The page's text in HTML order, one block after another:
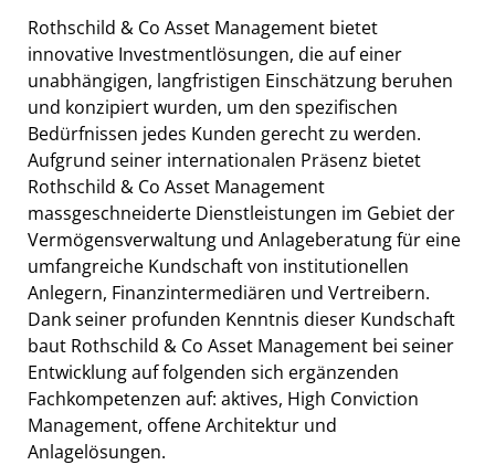
Rothschild & Co Asset Management bietet
innovative Investmentlösungen, die auf einer
unabhängigen, langfristigen Einschätzung beruhen
und konzipiert wurden, um den spezifischen
Bedürfnissen jedes Kunden gerecht zu werden.
Aufgrund seiner internationalen Präsenz bietet
Rothschild & Co Asset Management
massgeschneiderte Dienstleistungen im Gebiet der
Vermögensverwaltung und Anlageberatung für eine
umfangreiche Kundschaft von institutionellen
Anlegern, Finanzintermediären und Vertreibern.
Dank seiner profunden Kenntnis dieser Kundschaft
baut Rothschild & Co Asset Management bei seiner
Entwicklung auf folgenden sich ergänzenden
Fachkompetenzen auf: aktives, High Conviction
Management, offene Architektur und
Anlagelösungen.